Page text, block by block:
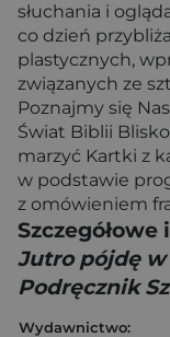
słuchania i
co dzień
plastycznych,
związanych ze
Poznajmy się
Świat Biblii
marzyć Kartki z
w podstawie
z omówieniem
Jutro pójdę
Podręcznik
Wydawnictwo: